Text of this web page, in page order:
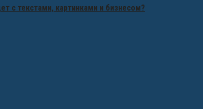
с текстами, картинками и бизнесом?